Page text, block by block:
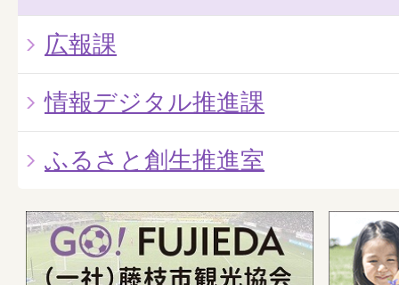
広報課
情報デジタル推進課
ふるさと創生推進室